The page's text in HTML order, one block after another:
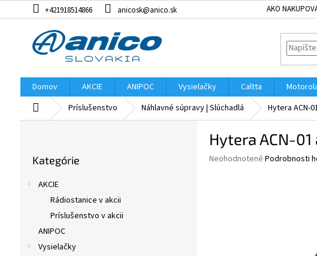
na
+421918514866 anicosk@anico.sk AKO
Domov AKCIE ANIPOC Vysielačky Caltta
DomovPríslušenstvo Náhlavné súpravy | Slúchadlá Hytera ACN-
kategórie
Kategórie
AKCIE
Rádiostanice v akcii
Príslušenstvo v akcii
ANIPOC
Vysielačky
Hytera ACN-
Priemerné
Neohodnotené Podrobnosti